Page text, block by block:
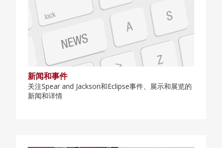
新闻和事件
关注Spear and Jackson和Eclipse事件、展示和展览的
新闻和详情